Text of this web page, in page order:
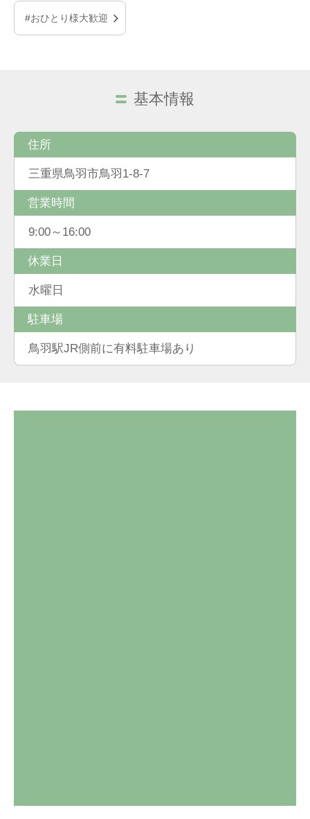
#おひとり様大歓迎
基本情報
住所
三重県鳥羽市鳥羽1-8-7
営業時間
9:00～16:00
休業日
水曜日
駐車場
鳥羽駅JR側前に有料駐車場あり